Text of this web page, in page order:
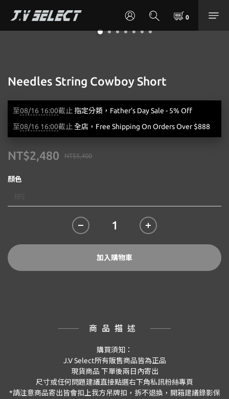
Needles String Cowboy Short
至08/16 16:00截止 指定分類，Father's Day Sale - 5% Off
至08/16 16:00截止全店，Free Shipping On Orders Over $888
NT$5,400
NT$2,480
顏色
加入購物車
商品描述
購買須知：
J.V Select所有販售商品皆為正品
現貨商品 下單後兩日內寄出
尺寸或任何問題建議直接點選右下角私訊粉絲專頁
*請注意商品寄出皆會扣上我方吊牌扣，拆不退換，開箱建議錄影保